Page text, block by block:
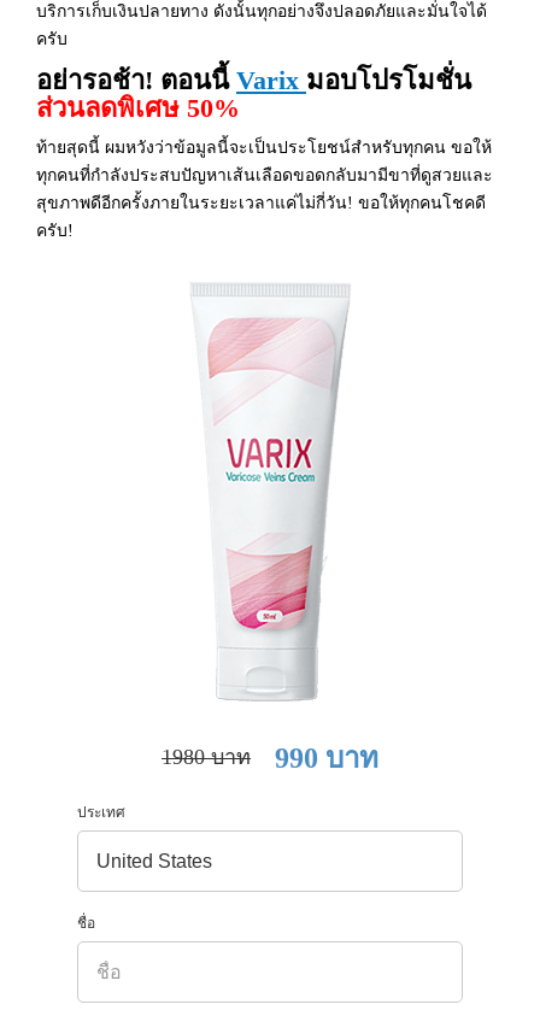
บริการเก็บเงินปลายทาง ดังนั้นทุกอย่างจึงปลอดภัยและมั่นใจได้
ครับ
อย่ารอช้า! ตอนนี้ Varix มอบโปรโมชั่น
ส่วนลดพิเศษ 50%
ท้ายสุดนี้ ผมหวังว่าข้อมูลนี้จะเป็นประโยชน์สำหรับทุกคน ขอให้
ทุกคนที่กำลังประสบปัญหาเส้นเลือดขอดกลับมามีขาที่ดูสวยและ
สุขภาพดีอีกครั้งภายในระยะเวลาแค่ไม่กี่วัน! ขอให้ทุกคนโชคดี
ครับ!
1980 บาท 990 บาท
ประเทศ
ชื่อ